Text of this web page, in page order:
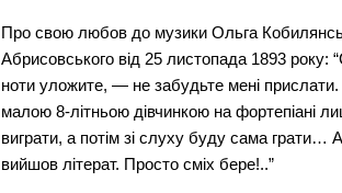
Про свою любов до музики Ольга
Абрисовського від 25 листопада 1893
ноти уложите, — не забудьте мені
малою 8-літньою дівчинкою на фортепіані
виграти, а потім зі слуху буду сама
вийшов літерат. Просто сміх бере!..”